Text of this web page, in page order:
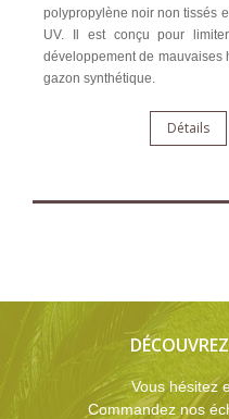
polypropylène noir non tissés
UV. Il est conçu pour
développement de mauvaises
gazon synthétique.
Détails
Vous hésitez
Commandez nos